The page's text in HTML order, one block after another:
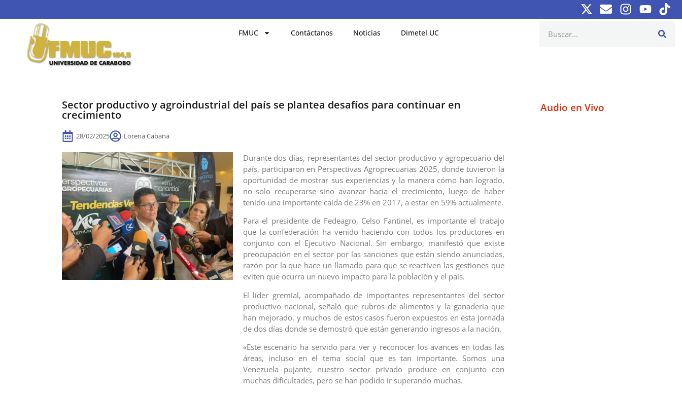
FMUC Contáctanos Noticias Dimetel UC
Sector productivo y agroindustrial del país se plantea desafíos para continuar en
crecimiento
28/02/2025 Lorena Cabana
Durante dos días, representantes del sector productivo y agropecuario del
país, participaron en Perspectivas Agroprecuarias 2025, donde tuvieron la
oportunidad de mostrar sus experiencias y la manera cómo han logrado,
no solo recuperarse sino avanzar hacia el crecimiento, luego de haber
tenido una importante caída de 23% en 2017, a estar en 59% actualmente.
Para el presidente de Fedeagro, Celso Fantinel, es importante el trabajo
que la confederación ha venido haciendo con todos los productores en
conjunto con el Ejecutivo Nacional. Sin embargo, manifestó que existe
preocupación en el sector por las sanciones que están siendo anunciadas,
razón por la que hace un llamado para que se reactiven las gestiones que
eviten que ocurra un nuevo impacto para la población y el país.
El líder gremial, acompañado de importantes representantes del sector
productivo nacional, señaló que rubros de alimentos y la ganadería que
han mejorado, y muchos de estos casos fueron expuestos en esta jornada
de dos días donde se demostró que están generando ingresos a la nación.
«Este escenario ha servido para ver y reconocer los avances en todas las
áreas, incluso en el tema social que es tan importante. Somos una
Venezuela pujante, nuestro sector privado produce en conjunto con
muchas dificultades, pero se han podido ir superando muchas.
Audio en Vivo